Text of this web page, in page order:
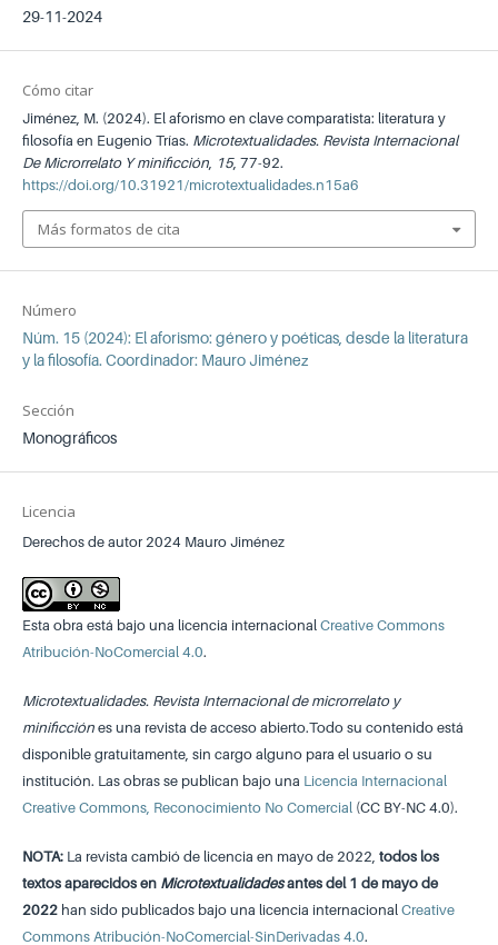
29-11-2024
Número
Núm. 15 (2024): El aforismo: género y poéticas, desde la literatura
y la filosofía. Coordinador: Mauro Jiménez
Sección
Monográficos
Licencia
Derechos de autor 2024 Mauro Jiménez
Esta obra está bajo una licencia internacionalCreative Commons
Atribución-NoComercial 4.0.
Microtextualidades. Revista Internacional de microrrelato y
minificciónes una revista de acceso abierto.Todo su contenido está
disponible gratuitamente, sin cargo alguno para el usuario o su
institución. Las obras se publican bajo una Licencia Internacional
Creative Commons, Reconocimiento No Comercial(CC BY-NC 4.0).
NOTA:La revista cambió de licencia en mayo de 2022, todos los
textos aparecidos en Microtextualidadesantes del 1 de mayo de
2022han sido publicados bajo una licencia internacionalCreative
Commons Atribución-NoComercial-SinDerivadas 4.0.
Cómo citar
Jiménez, M. (2024). El aforismo en clave comparatista: literatura y
filosofía en Eugenio Trías. Microtextualidades. Revista Internacional
De Microrrelato Y minificción, 15, 77-92.
https://doi.org/10.31921/microtextualidades.n15a6
Más formatos de cita